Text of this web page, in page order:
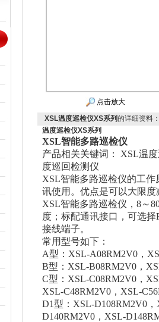
点击放大
XSL温度巡检仪XS系列的详细资料
温度巡检仪XS系列
XSL智能多路巡检仪
产品相关关键词： XSL温
度巡回检测仪
XSL智能多路巡检仪的工
讯使用。优点是可以大限
XSL智能多路巡检仪，8～
度；标配通讯接口，可选择
接线端子。
常用型号如下：
A型：XSL-A08RM2V0，
B型：XSL-B08RM2V0，
C型：XSL-C08RM2V0，
XSL-C48RM2V0，XSL-
D1型：XSL-D108RM2V0
D140RM2V0，XSL-